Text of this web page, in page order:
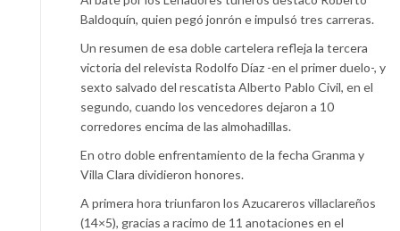
Baldoquín, quien pegó jonrón e impulsó tres carreras.
Un resumen de esa doble cartelera refleja la tercera
victoria del relevista Rodolfo Díaz -en el primer duelo-, y
sexto salvado del rescatista Alberto Pablo Civil, en el
segundo, cuando los vencedores dejaron a 10
corredores encima de las almohadillas.
En otro doble enfrentamiento de la fecha Granma y
Villa Clara dividieron honores.
A primera hora triunfaron los Azucareros villaclareños
(14×5), gracias a racimo de 11 anotaciones en el